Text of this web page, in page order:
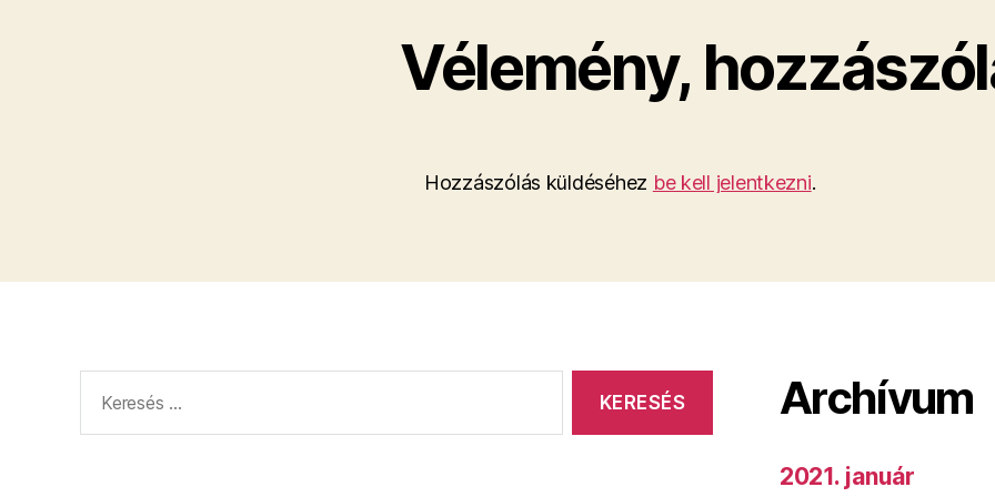
Vélemény,
Hozzászólás küldéséhez be kell jelentkezni.
Archívum
2021. január